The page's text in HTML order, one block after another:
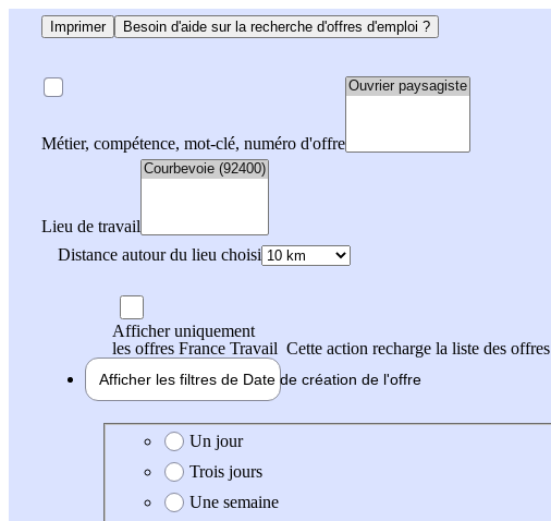
Imprimer Besoin d'aide sur la recherche d'offres d'emploi ?
Métier, compétence, mot-clé, numéro d'offre
Lieu de travail
Distance autour du lieu choisi
Afficher uniquement
les offres France Travail Cette action recharge la liste des offres
Afficher les filtres de Date de création de l'offre
Date de création de l'offre
Un jour
Trois jours
Une semaine